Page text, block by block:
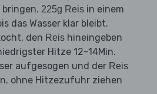
bringen. 225g Reis in einem
das Wasser klar bleibt.
den Reis hineingeben
Hitze 12–14Min.
aufgesogen und der Reis
ohne Hitzezufuhr ziehen